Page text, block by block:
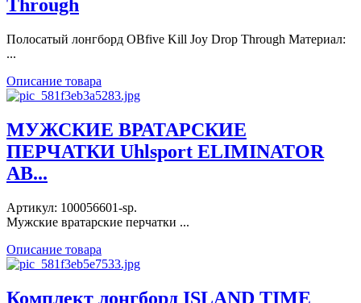
Through
Полосатый лонгборд OBfive Kill Joy Drop Through Материал:
...
Описание товара
МУЖСКИЕ ВРАТАРСКИЕ
ПЕРЧАТКИ Uhlsport ELIMINATOR
AB...
Артикул: 100056601-sp.
Мужские вратарские перчатки ...
Описание товара
Комплект лонгборд ISLAND TIME